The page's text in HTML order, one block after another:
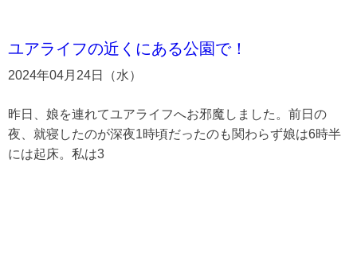
ユアライフの近くにある公園で！
2024年04月24日（水）
昨日、娘を連れてユアライフへお邪魔しました。前日の
夜、就寝したのが深夜1時頃だったのも関わらず娘は6時半
には起床。私は3